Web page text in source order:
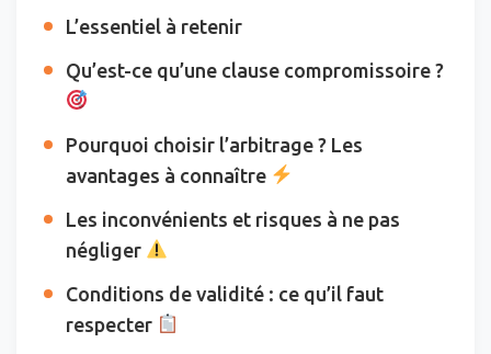
L’essentiel à retenir
Qu’est-ce qu’une clause compromissoire ?
Pourquoi choisir l’arbitrage ? Les
avantages à connaître
Les inconvénients et risques à ne pas
négliger
Conditions de validité : ce qu’il faut
respecter